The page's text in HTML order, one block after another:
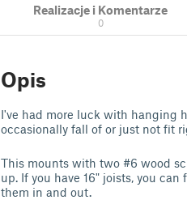
Realizacje i Komentarze
0
Opis
I've had more luck with hanging
occasionally fall of or just not fit
This mounts with two #6 wood
up. If you have 16" joists, you
them in and out.